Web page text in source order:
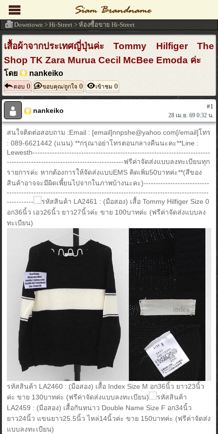
เสื้อผ้าจากประเทศญี่ปุ่นค่ะ Tommy Hilfiger The
Shop TK Zara Murua Cecil McBee Emoda ค่ะ
โดย nankeiko
ตอบ 0 ขอบคุณ/ถูกใจ 0 เข้าชม 0
nankeiko
#1
28 เม.ย. 69 0:32 น.
สนใจติดต่อสอบถาม :Email : [email]nnpshe@yahoo.com[/email]โทร
: 089-6621442 (แนน) **กรุณาอย่าโทรตอนกลางคืนนะคะ**Line :
Lewesth-------------------------------------------------------------------------
------------------------------------------------ฟรีค่าจัดส่งแบบลงทะเบียนทุก
รายการค่ะ หากต้องการให้จัดส่งแบบEMS คิดเพิ่ม50บาทค่ะ**(สีของ
สินค้าอาจจะมีผิดเพี้ยนไปจากในภาพบ้างนะคะ)---------------------------
-----------------------------------------------------------------------------------
-----------
รหัสสินค้า LA2461 : (มือสอง) เสื้อ Tommy Hilfiger Size 0
อก36นิ้ว เอว26นิ้ว ยาว27นิ้วค่ะ ขาย 100บาทค่ะ (ฟรีค่าจัดส่งแบบลง
ทะเบียน)
รหัสสินค้า LA2460 : (มือสอง) เสื้อ Index Size M อก36นิ้ว ยาว23นิ้ว
ค่ะ ขาย 130บาทค่ะ (ฟรีค่าจัดส่งแบบลงทะเบียน)
รหัสสินค้า
LA2459 : (มือสอง) เสื้อกันหนาว Double Name Size F อก34นิ้ว
ยาว24นิ้ว แขนยาว25.5นิ้ว ไหล่14นิ้วค่ะ ขาย 150บาทค่ะ (ฟรีค่าจัดส่ง
แบบลงทะเบียน)
Downtown > Hi-Street > ห้องซื้อขาย Hi-Street